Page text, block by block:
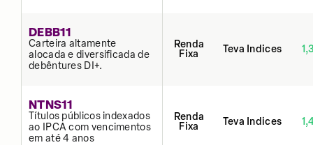
DEBB11
Carteira altamente
alocada e diversificada de
debêntures DI+.
Renda
Fixa
Teva Indices
NTNS11
Títulos públicos indexados
ao IPCA com vencimentos
em até 4 anos
Renda
Fixa
Teva Indices